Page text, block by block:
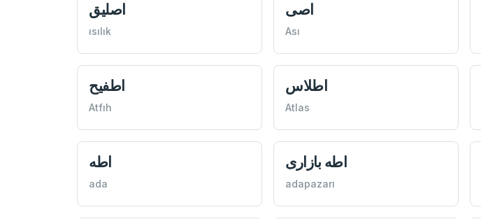
اصليق
ısılık
اصی
Ası
اطفيح
Atfıh
اطلاس
Atlas
اطه
ada
اطه بازاری
adapazarı